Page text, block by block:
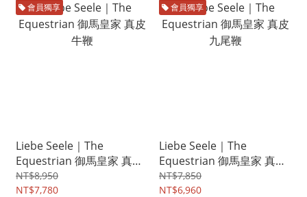
會員獨享
Liebe Seele｜The
Equestrian 御馬皇家 真皮
牛鞭
NT$8,950
NT$7,780
會員獨享
Liebe Seele｜The
Equestrian 御馬皇家 真皮
九尾鞭
NT$7,850
NT$6,960